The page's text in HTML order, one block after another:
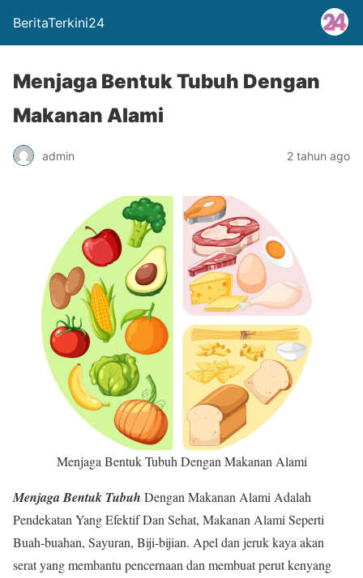
BeritaTerkini24
Menjaga Bentuk Tubuh Dengan
Makanan Alami
admin 2 tahun ago
Menjaga Bentuk Tubuh Dengan Makanan Alami
Menjaga Bentuk Tubuh Dengan Makanan Alami Adalah
Pendekatan Yang Efektif Dan Sehat, Makanan Alami Seperti
Buah-buahan, Sayuran, Biji-bijian. Apel dan jeruk kaya akan
serat yang membantu pencernaan dan membuat perut kenyang